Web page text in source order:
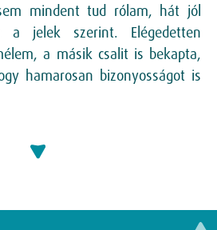
mindent tud rólam, hát jól
jelek szerint. Elégedetten
a másik csalit is bekapta,
hamarosan bizonyosságot is